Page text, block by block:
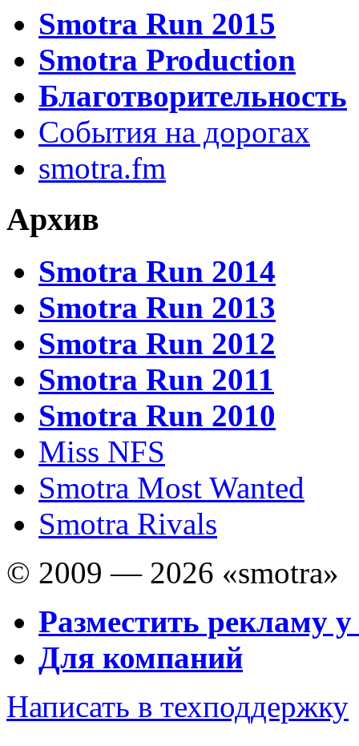
Smotra Run 2015
Smotra Production
Благотворительность
События на дорогах
smotra.fm
Архив
Smotra Run 2014
Smotra Run 2013
Smotra Run 2012
Smotra Run 2011
Smotra Run 2010
Miss NFS
Smotra Most Wanted
Smotra Rivals
© 2009 — 2026 «smotra»
Разместить рекламу у
Для компаний
Написать в техподдержку